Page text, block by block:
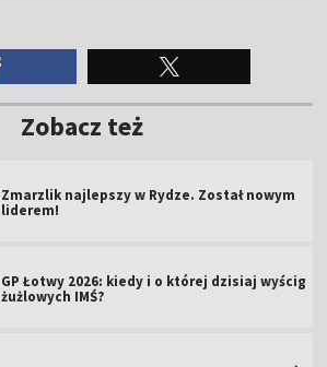
Zobacz też
Zmarzlik najlepszy w Rydze. Został nowym
liderem!
GP Łotwy 2026: kiedy i o której dzisiaj wyścig
żużlowych IMŚ?